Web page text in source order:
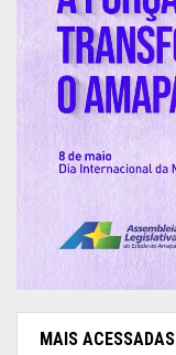
MAIS ACESSADAS